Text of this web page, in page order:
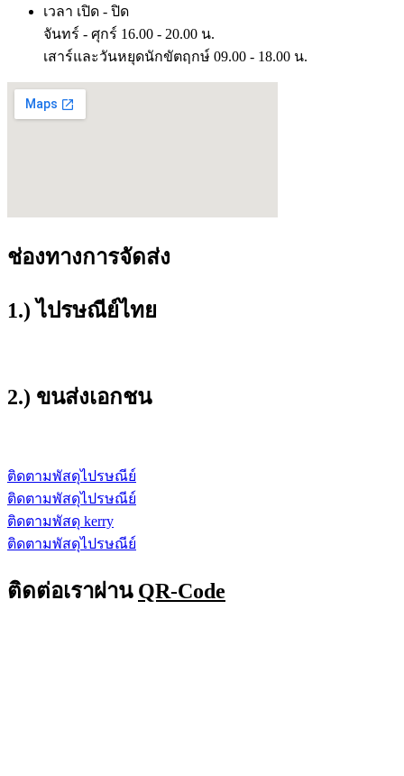
เวลา เปิด - ปิด
จันทร์ - ศุกร์ 16.00 - 20.00 น.
เสาร์และวันหยุดนักขัตฤกษ์ 09.00 - 18.00 น.
ช่องทางการจัดส่ง
1.) ไปรษณีย์ไทย
2.) ขนส่งเอกชน
ติดตามพัสดุไปรษณีย์
ติดตามพัสดุไปรษณีย์
ติดตามพัสดุ kerry
ติดตามพัสดุไปรษณีย์
ติดต่อเราผ่าน QR-Code